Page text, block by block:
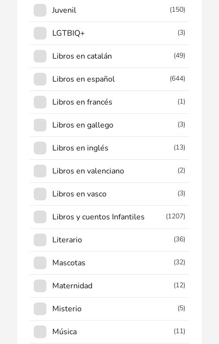
Juvenil (150)
LGTBIQ+ (3)
Libros en catalán (49)
Libros en español (644)
Libros en francés (1)
Libros en gallego (3)
Libros en inglés (13)
Libros en valenciano (2)
Libros en vasco (3)
Libros y cuentos Infantiles (1207)
Literario (36)
Mascotas (32)
Maternidad (12)
Misterio (5)
Música (11)